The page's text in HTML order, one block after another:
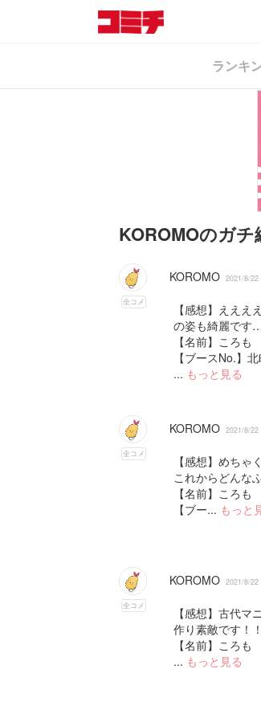
ランキ
KOROMOのガチ
全コメ
KOROMO 2021/8/22
【感想】ええ
の姿も綺麗です
【名前】ころも
【ブースNo.】
... もっと見る
全コメ
KOROMO 2021/8/22
【感想】めち
これからどんな
【名前】ころも
【ブー... もっと
全コメ
KOROMO 2021/8/22
【感想】古代
作り素敵です！
【名前】ころも
... もっと見る